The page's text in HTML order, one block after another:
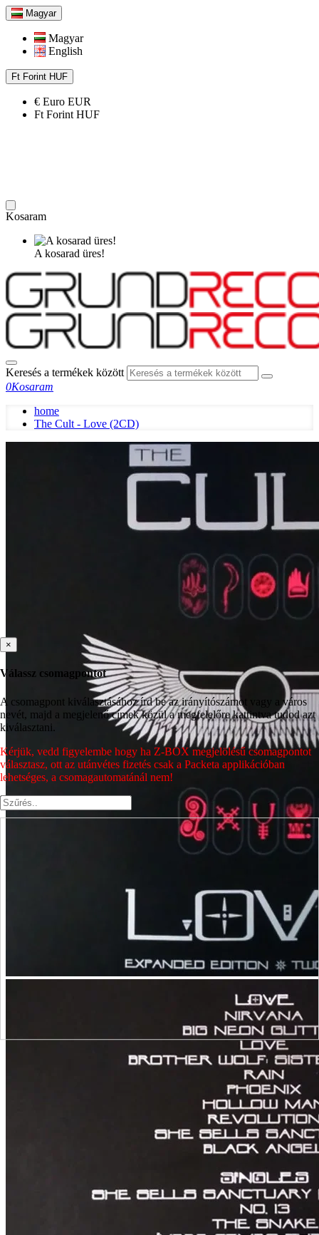
Magyar
Magyar
English
Ft Forint HUF
€ Euro EUR
Ft Forint HUF
Kosaram
A kosarad üres!
Keresés a termékek között
0Kosaram
home
The Cult - Love (2CD)
×
Válassz csomagpontot
A csomagpont kiválasztásához írd be az irányítószámot vagy a város
nevét, majd a megjelenő címek közül a megfelelőre kattintva tudod azt
kiválasztani.
Kérjük, vedd figyelembe hogy ha Z-BOX megjelölésű csomagpontot
választasz, ott az utánvétes fizetés csak a Packeta applikációban
lehetséges, a csomagautomatánál nem!